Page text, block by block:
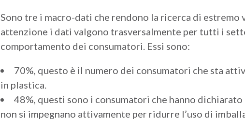
Sono tre i macro-dati che rendono la ricerca di
attenzione i dati valgono trasversalmente per tutti i
comportamento dei consumatori. Essi sono:
70%, questo è il numero dei consumatori che sta
in plastica.
48%, questi sono i consumatori che hanno
non si impegnano attivamente per ridurre l’uso di